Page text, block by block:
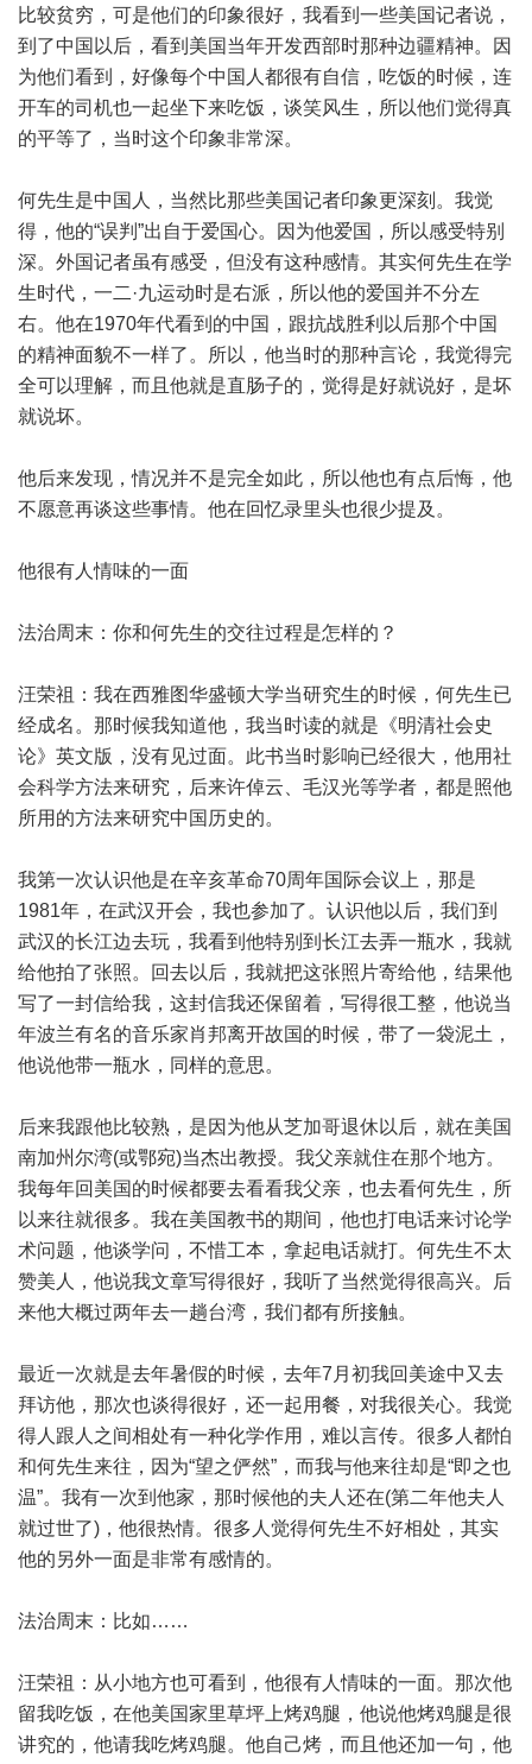
比较贫穷，可是他们的印象很好，我看到一些美国记者说，
到了中国以后，看到美国当年开发西部时那种边疆精神。因
为他们看到，好像每个中国人都很有自信，吃饭的时候，连
开车的司机也一起坐下来吃饭，谈笑风生，所以他们觉得真
的平等了，当时这个印象非常深。
何先生是中国人，当然比那些美国记者印象更深刻。我觉
得，他的“误判”出自于爱国心。因为他爱国，所以感受特别
深。外国记者虽有感受，但没有这种感情。其实何先生在学
生时代，一二·九运动时是右派，所以他的爱国并不分左
右。他在1970年代看到的中国，跟抗战胜利以后那个中国
的精神面貌不一样了。所以，他当时的那种言论，我觉得完
全可以理解，而且他就是直肠子的，觉得是好就说好，是坏
就说坏。
他后来发现，情况并不是完全如此，所以他也有点后悔，他
不愿意再谈这些事情。他在回忆录里头也很少提及。
他很有人情味的一面
法治周末：你和何先生的交往过程是怎样的？
汪荣祖：我在西雅图华盛顿大学当研究生的时候，何先生已
经成名。那时候我知道他，我当时读的就是《明清社会史
论》英文版，没有见过面。此书当时影响已经很大，他用社
会科学方法来研究，后来许倬云、毛汉光等学者，都是照他
所用的方法来研究中国历史的。
我第一次认识他是在辛亥革命70周年国际会议上，那是
1981年，在武汉开会，我也参加了。认识他以后，我们到
武汉的长江边去玩，我看到他特别到长江去弄一瓶水，我就
给他拍了张照。回去以后，我就把这张照片寄给他，结果他
写了一封信给我，这封信我还保留着，写得很工整，他说当
年波兰有名的音乐家肖邦离开故国的时候，带了一袋泥土，
他说他带一瓶水，同样的意思。
后来我跟他比较熟，是因为他从芝加哥退休以后，就在美国
南加州尔湾(或鄂宛)当杰出教授。我父亲就住在那个地方。
我每年回美国的时候都要去看看我父亲，也去看何先生，所
以来往就很多。我在美国教书的期间，他也打电话来讨论学
术问题，他谈学问，不惜工本，拿起电话就打。何先生不太
赞美人，他说我文章写得很好，我听了当然觉得很高兴。后
来他大概过两年去一趟台湾，我们都有所接触。
最近一次就是去年暑假的时候，去年7月初我回美途中又去
拜访他，那次也谈得很好，还一起用餐，对我很关心。我觉
得人跟人之间相处有一种化学作用，难以言传。很多人都怕
和何先生来往，因为“望之俨然”，而我与他来往却是“即之也
温”。我有一次到他家，那时候他的夫人还在(第二年他夫人
就过世了)，他很热情。很多人觉得何先生不好相处，其实
他的另外一面是非常有感情的。
法治周末：比如……
汪荣祖：从小地方也可看到，他很有人情味的一面。那次他
留我吃饭，在他美国家里草坪上烤鸡腿，他说他烤鸡腿是很
讲究的，他请我吃烤鸡腿。他自己烤，而且他还加一句，他